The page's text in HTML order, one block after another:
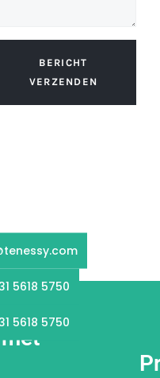
BERICHT
VERZENDEN
5618 5750
5618 5750